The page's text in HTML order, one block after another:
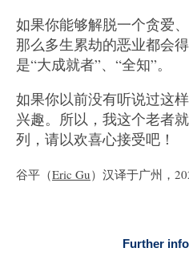
如果你能够解脱一个贪爱
那么多生累劫的恶业都会
是“大成就者”、“全知”。
如果你以前没有听说过这
兴趣。所以，我这个老者
列，请以欢喜心接受吧！
谷平（Eric Gu）汉译于广州，
Further